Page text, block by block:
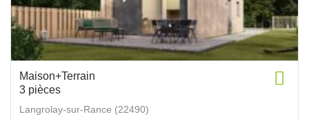
Maison+Terrain
3 pièces
Langrolay-sur-Rance (22490)